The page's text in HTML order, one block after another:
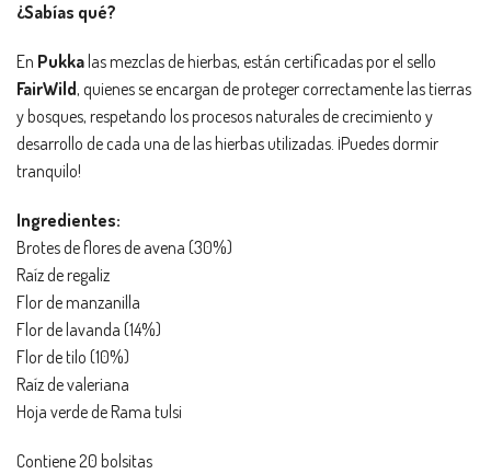
¿Sabías qué?
En Pukka las mezclas de hierbas, están certificadas por el sello
FairWild, quienes se encargan de proteger correctamente las tierras
y bosques, respetando los procesos naturales de crecimiento y
desarrollo de cada una de las hierbas utilizadas. ¡Puedes dormir
tranquilo!
Ingredientes:
Brotes de flores de avena (30%)
Raíz de regaliz
Flor de manzanilla
Flor de lavanda (14%)
Flor de tilo (10%)
Raíz de valeriana
Hoja verde de Rama tulsi
Contiene 20 bolsitas